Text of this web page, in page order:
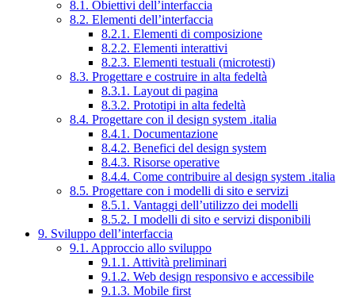
8.1. Obiettivi dell’interfaccia
8.2. Elementi dell’interfaccia
8.2.1. Elementi di composizione
8.2.2. Elementi interattivi
8.2.3. Elementi testuali (microtesti)
8.3. Progettare e costruire in alta fedeltà
8.3.1. Layout di pagina
8.3.2. Prototipi in alta fedeltà
8.4. Progettare con il design system .italia
8.4.1. Documentazione
8.4.2. Benefici del design system
8.4.3. Risorse operative
8.4.4. Come contribuire al design system .italia
8.5. Progettare con i modelli di sito e servizi
8.5.1. Vantaggi dell’utilizzo dei modelli
8.5.2. I modelli di sito e servizi disponibili
9. Sviluppo dell’interfaccia
9.1. Approccio allo sviluppo
9.1.1. Attività preliminari
9.1.2. Web design responsivo e accessibile
9.1.3. Mobile first